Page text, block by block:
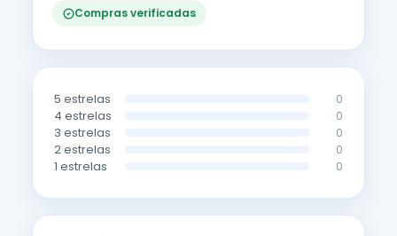
Compras verificadas
5 estrelas 0
4 estrelas 0
3 estrelas 0
2 estrelas 0
1 estrelas 0